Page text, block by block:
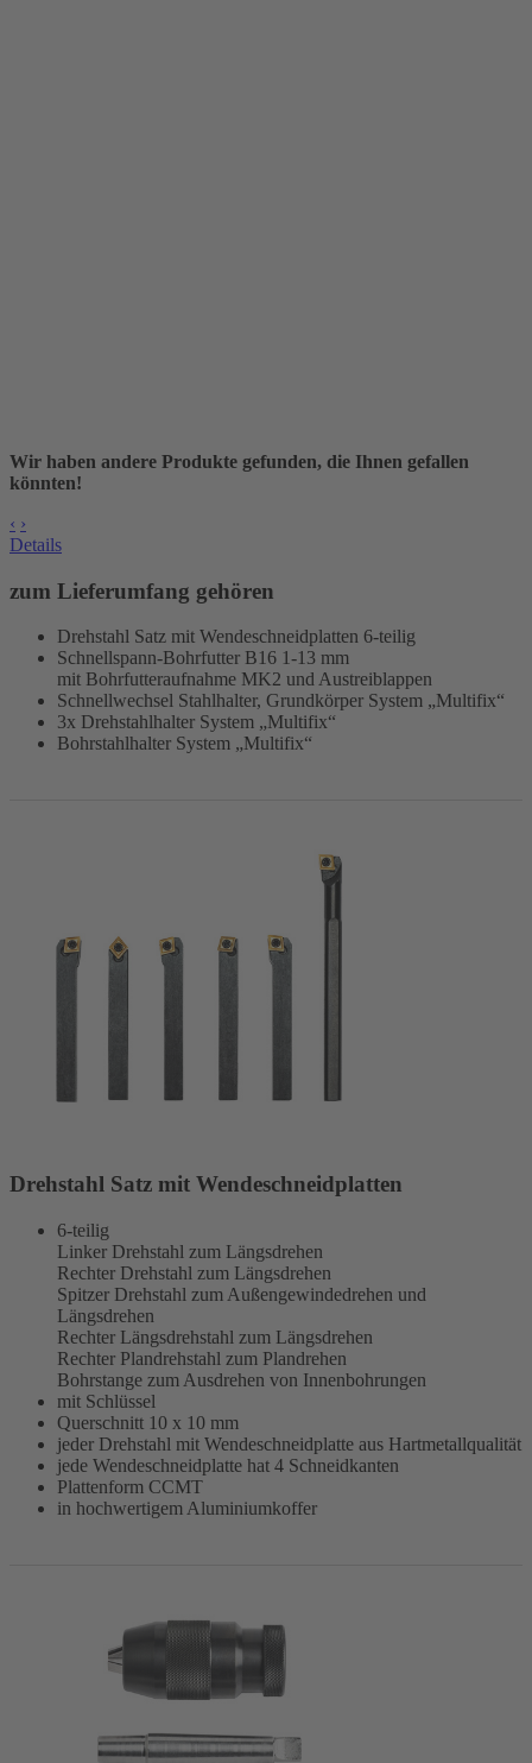
Wir haben andere Produkte gefunden, die Ihnen gefallen
könnten!
‹ ›
Details
zum Lieferumfang gehören
Drehstahl Satz mit Wendeschneidplatten 6-teilig
Schnellspann-Bohrfutter B16 1-13 mm
mit Bohrfutteraufnahme MK2 und Austreiblappen
Schnellwechsel Stahlhalter, Grundkörper System „Multifix“
3x Drehstahlhalter System „Multifix“
Bohrstahlhalter System „Multifix“
Drehstahl Satz mit Wendeschneidplatten
6-teilig
Linker Drehstahl zum Längsdrehen
Rechter Drehstahl zum Längsdrehen
Spitzer Drehstahl zum Außengewindedrehen und
Längsdrehen
Rechter Längsdrehstahl zum Längsdrehen
Rechter Plandrehstahl zum Plandrehen
Bohrstange zum Ausdrehen von Innenbohrungen
mit Schlüssel
Querschnitt 10 x 10 mm
jeder Drehstahl mit Wendeschneidplatte aus Hartmetallqualität
jede Wendeschneidplatte hat 4 Schneidkanten
Plattenform CCMT
in hochwertigem Aluminiumkoffer